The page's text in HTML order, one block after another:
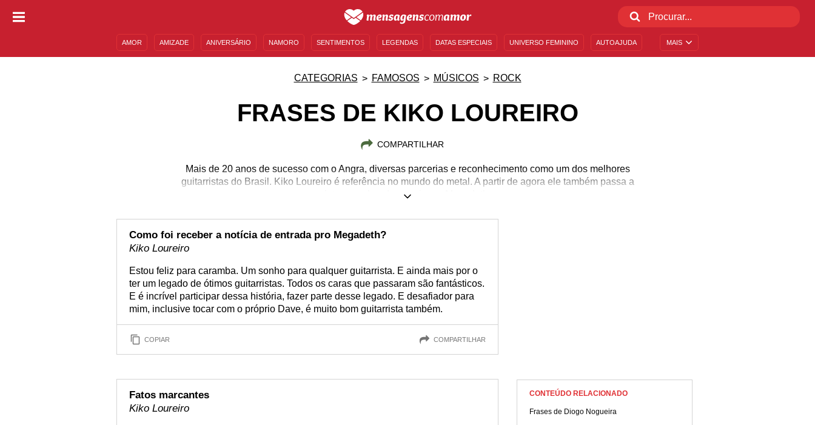
MAIS
AMOR AMIZADE ANIVERSÁRIO NAMORO SENTIMENTOS LEGENDAS DATAS ESPECIAIS UNIVERSO FEMININO AUTOAJUDA
CATEGORIAS FAMOSOS MÚSICOS ROCK
FRASES DE KIKO LOUREIRO
COMPARTILHAR
Mais de 20 anos de sucesso com o Angra, diversas parcerias e reconhecimento como um dos melhores
guitarristas do Brasil. Kiko Loureiro é referência no mundo do metal. A partir de agora ele também passa a
integrar a banda americana Megadeth.
Como foi receber a notícia de entrada pro Megadeth?
Kiko Loureiro
Estou feliz para caramba. Um sonho para qualquer guitarrista. E ainda mais por o
ter um legado de ótimos guitarristas. Todos os caras que passaram são fantásticos.
E é incrível participar dessa história, fazer parte desse legado. E desafiador para
mim, inclusive tocar com o próprio Dave, é muito bom guitarrista também.
COPIAR COMPARTILHAR
Fatos marcantes
Kiko Loureiro
CONTEÚDO RELACIONADO
Frases de Diogo Nogueira